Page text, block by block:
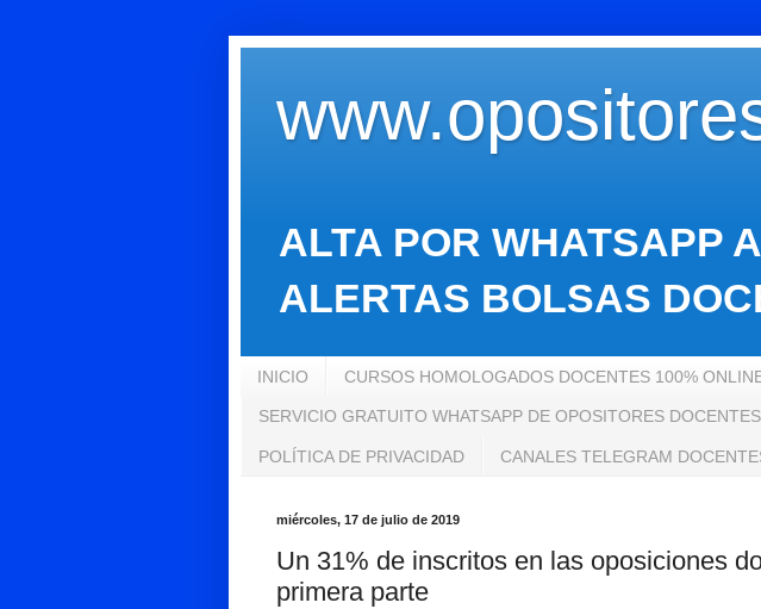
ALTA POR WHATSAPP
ALERTAS BOLSAS
INICIO CURSOS HOMOLOGADOS DOCENTES 100%
SERVICIO GRATUITO WHATSAPP DE OPOSITORES DOCENTES
POLÍTICA DE PRIVACIDAD CANALES TELEGRAM
miércoles, 17 de julio de 2019
Un 31% de inscritos en las oposiciones
primera parte